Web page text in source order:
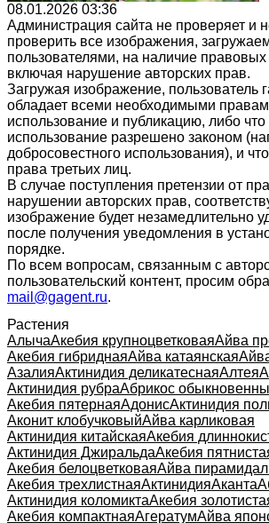
08.01.2026 03:36
Администрация сайта не проверяет и
проверить все изображения,
пользователями, на наличие
включая нарушение авторских прав.
Загружая изображение, пользователь
обладает всеми необходимыми
использование и публикацию, либо что
использование разрешено законом
добросовестного использования), и
права третьих лиц.
В случае поступления претензии от
нарушении авторских прав,
изображение будет незамедлительно
после получения уведомления в
порядке.
По всем вопросам, связанным с
пользовательский контент, просим
mail@gagent.ru.
Растения
АлычаАкебия крупноцветковаяАйва
Акебия гибриднаяАйва катаянская
АзалияАктинидия деликатеснаяАлтея
Актинидия рубраАбрикос
Акебия пятернаяАдонисАктинидия
Аконит клобучковыйАйва карликовая
Актинидия китайскаяАкебия
Актинидия ДжиральдаАкебия
Акебия белоцветковаяАйва
Акебия трехлистнаяАктинидияАканта
Актинидия коломиктаАкебия
Акебия компактнаяАгератумАйва